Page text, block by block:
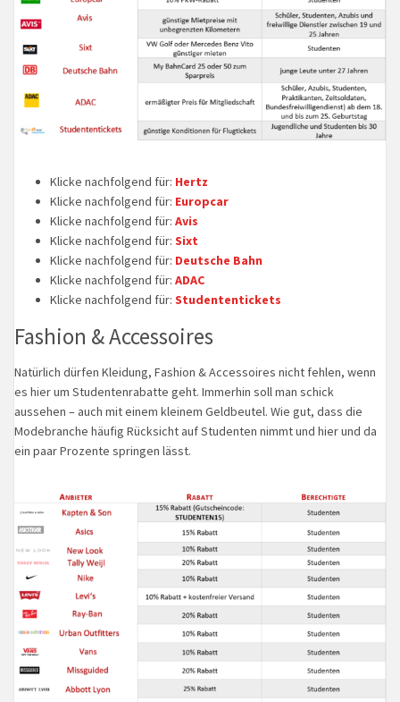
Klicke nachfolgend für: Hertz
Klicke nachfolgend für: Europcar
Klicke nachfolgend für: Avis
Klicke nachfolgend für: Sixt
Klicke nachfolgend für: Deutsche Bahn
Klicke nachfolgend für: ADAC
Klicke nachfolgend für: Studententickets
Fashion & Accessoires
Natürlich dürfen Kleidung, Fashion & Accessoires nicht fehlen, wenn
es hier um Studentenrabatte geht. Immerhin soll man schick
aussehen – auch mit einem kleinem Geldbeutel. Wie gut, dass die
Modebranche häufig Rücksicht auf Studenten nimmt und hier und da
ein paar Prozente springen lässt.